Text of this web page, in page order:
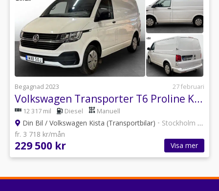
Begagnad 2023 27 februari
Volkswagen Transporter T6 Proline Kort TDI 90 hk/Drag/Värmare
12 317 mil Diesel Manuell
Din Bil / Volkswagen Kista (Transportbilar) • Stockholm •12
fr. 3 718 kr/mån
229 500 kr Visa mer